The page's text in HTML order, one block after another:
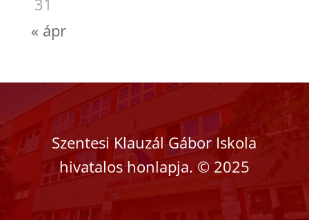
« ápr
Szentesi Klauzál Gábor Iskola
hivatalos honlapja. © 2025